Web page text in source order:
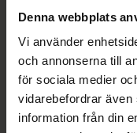
Denna webbplats
Vi använder
och annonserna till
för sociala medier
vidarebefordrar även
information från din
Med nattläge:
utan belysning.
20 watt.
Luftfuktar upp
Aromaoljor kan